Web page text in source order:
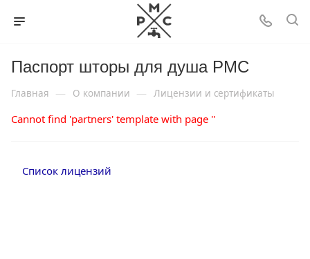
Паспорт шторы для душа РМС
Главная — О компании — Лицензии и сертификаты
Cannot find 'partners' template with page ''
Список лицензий